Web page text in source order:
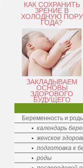
КАК СОХРАНИТЬ
ЗРЕНИЕ В
ХОЛОДНУЮ ПОРУ
ГОДА?
ЗАКЛАДЫВАЕМ
ОСНОВЫ
ЗДОРОВОГО
БУДУЩЕГО
Беременность и
календарь
женское
подготовка к
роды